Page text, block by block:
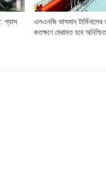
গ্যাস
এলএনজি ভাসমান
কতক্ষণে মেরামত হবে অনিশ্চিত